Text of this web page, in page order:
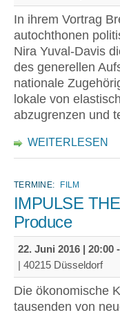
In ihrem Vortrag
autochthonen
Nira Yuval-Davis
des generellen
nationale
lokale von
abzugrenzen und
WEITERLESEN
TERMINE: FILM
IMPULSE
Produce
22. Juni 2016 | 20:00 -
| 40215 Düsseldorf
Die ökonomische
tausenden von